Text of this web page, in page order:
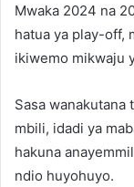
Mwaka 2024 na
hatua ya play-off,
ikiwemo mikwaju
Sasa wanakutana
mbili, idadi ya
hakuna
ndio huyohuyo.